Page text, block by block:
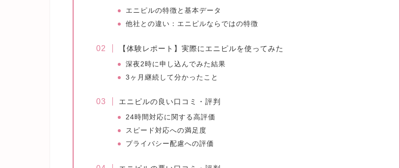
エニピルの特徴と基本データ
他社との違い：エニピルならではの特徴
【体験レポート】実際にエニピルを使ってみた
深夜2時に申し込んでみた結果
3ヶ月継続して分かったこと
エニピルの良い口コミ・評判
24時間対応に関する高評価
スピード対応への満足度
プライバシー配慮への評価